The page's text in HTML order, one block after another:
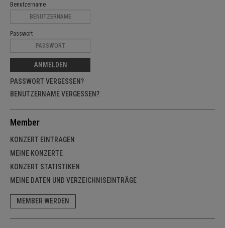
Benutzername
Passwort
ANMELDEN
PASSWORT VERGESSEN?
BENUTZERNAME VERGESSEN?
Member
KONZERT EINTRAGEN
MEINE KONZERTE
KONZERT STATISTIKEN
MEINE DATEN UND VERZEICHNISEINTRÄGE
MEMBER WERDEN